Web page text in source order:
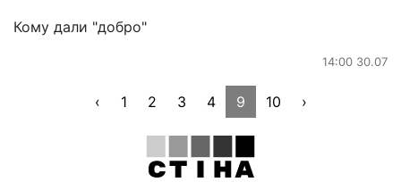
Кому дали "добро"
14:00 30.07
‹ 1 2 3 4 9 10 ›